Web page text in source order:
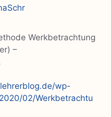
Werkbetrachtung
–
wp-
02/Werkbetrachtu